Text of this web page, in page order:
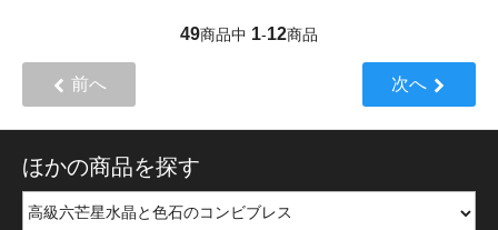
49商品中 1-12商品
前へ 次へ
ほかの商品を探す